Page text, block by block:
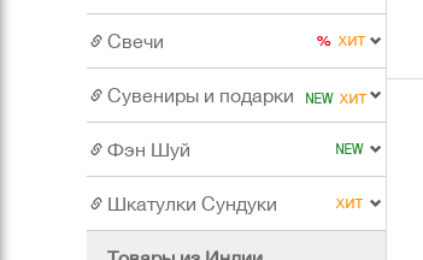
Свечи
Сувениры и подарки
Фэн Шуй
Шкатулки Сундуки
Артикул: 503759
Дуэт диаметр 26 30 см водный
Артикул: 503005
соты прозрачная